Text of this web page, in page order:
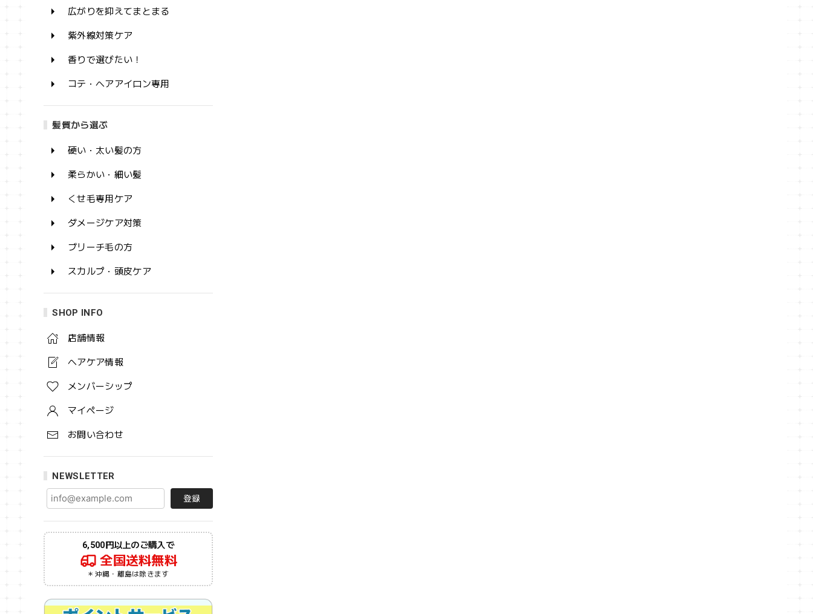
広がりを抑えてまとまる
紫外線対策ケア
香りで選びたい！
コテ・ヘアアイロン専用
髪質から選ぶ
硬い・太い髪の方
柔らかい・細い髪
くせ毛専用ケア
ダメージケア対策
ブリーチ毛の方
スカルプ・頭皮ケア
SHOP INFO
店舗情報
ヘアケア情報
メンバーシップ
マイページ
お問い合わせ
NEWSLETTER
登録
6,500円以上のご購入で
全国送料無料
＊沖縄・離島は除きます